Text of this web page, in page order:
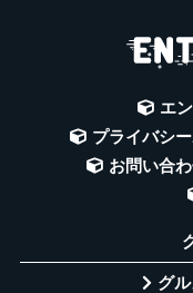
エ
プライバシ
お問い合
グ